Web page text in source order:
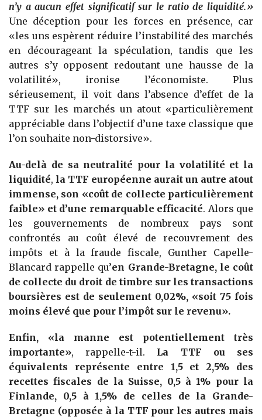
n’y a aucun effet significatif sur le ratio de liquidité.»
Une déception pour les forces en présence, car
«les uns espèrent réduire l’instabilité des marchés
en décourageant la spéculation, tandis que les
autres s’y opposent redoutant une hausse de la
volatilité», ironise l’économiste. Plus
sérieusement, il voit dans l’absence d’effet de la
TTF sur les marchés un atout «particulièrement
appréciable dans l’objectif d’une taxe classique que
l’on souhaite non-distorsive».
Au-delà de sa neutralité pour la volatilité et la
liquidité, la TTF européenne aurait un autre atout
immense, son «coût de collecte particulièrement
faible» et d’une remarquable efficacité. Alors que
les gouvernements de nombreux pays sont
confrontés au coût élevé de recouvrement des
impôts et à la fraude fiscale, Gunther Capelle-
Blancard rappelle qu’en Grande-Bretagne, le coût
de collecte du droit de timbre sur les transactions
boursières est de seulement 0,02%, «soit 75 fois
moins élevé que pour l’impôt sur le revenu».
Enfin, «la manne est potentiellement très
importante», rappelle-t-il. La TTF ou ses
équivalents représente entre 1,5 et 2,5% des
recettes fiscales de la Suisse, 0,5 à 1% pour la
Finlande, 0,5 à 1,5% de celles de la Grande-
Bretagne (opposée à la TTF pour les autres mais